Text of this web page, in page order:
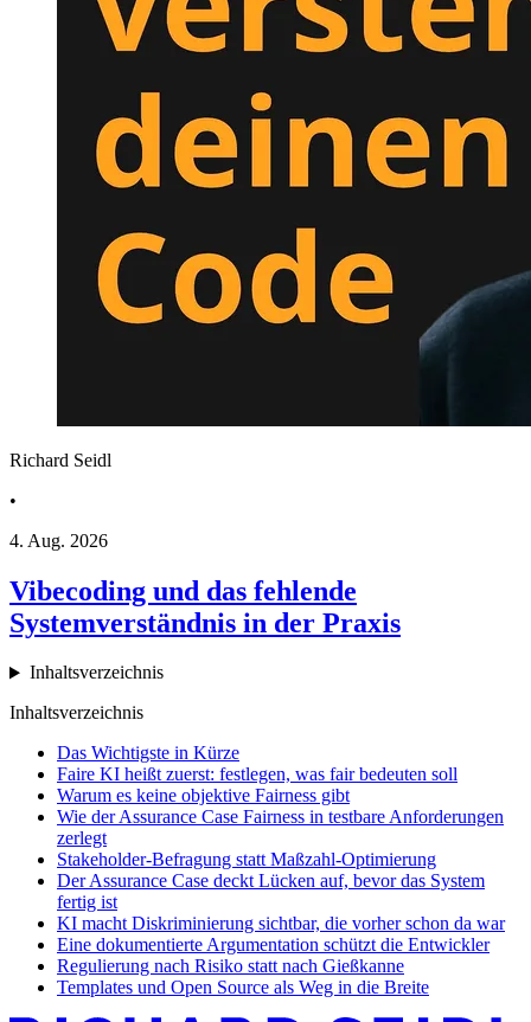
Richard Seidl
•
4. Aug. 2026
Vibecoding und das fehlende
Systemverständnis in der Praxis
Inhaltsverzeichnis
Inhaltsverzeichnis
Das Wichtigste in Kürze
Faire KI heißt zuerst: festlegen, was fair bedeuten soll
Warum es keine objektive Fairness gibt
Wie der Assurance Case Fairness in testbare Anforderungen
zerlegt
Stakeholder-Befragung statt Maßzahl-Optimierung
Der Assurance Case deckt Lücken auf, bevor das System
fertig ist
KI macht Diskriminierung sichtbar, die vorher schon da war
Eine dokumentierte Argumentation schützt die Entwickler
Regulierung nach Risiko statt nach Gießkanne
Templates und Open Source als Weg in die Breite